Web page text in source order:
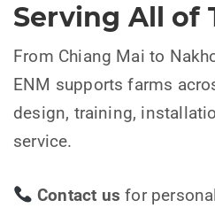
Serving All of
From Chiang Mai to
ENM supports farms
design, training,
service.
Contact us for